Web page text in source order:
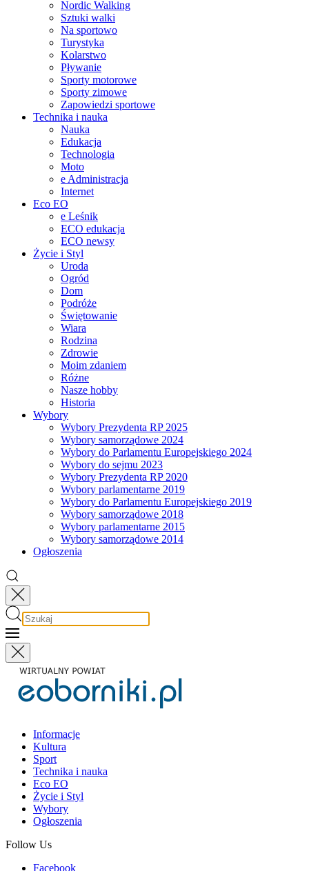
Nordic Walking
Sztuki walki
Na sportowo
Turystyka
Kolarstwo
Pływanie
Sporty motorowe
Sporty zimowe
Zapowiedzi sportowe
Technika i nauka
Nauka
Edukacja
Technologia
Moto
e Administracja
Internet
Eco EO
e Leśnik
ECO edukacja
ECO newsy
Życie i Styl
Uroda
Ogród
Dom
Podróże
Świętowanie
Wiara
Rodzina
Zdrowie
Moim zdaniem
Różne
Nasze hobby
Historia
Wybory
Wybory Prezydenta RP 2025
Wybory samorządowe 2024
Wybory do Parlamentu Europejskiego 2024
Wybory do sejmu 2023
Wybory Prezydenta RP 2020
Wybory parlamentarne 2019
Wybory do Parlamentu Europejskiego 2019
Wybory samorządowe 2018
Wybory parlamentarne 2015
Wybory samorządowe 2014
Ogłoszenia
Informacje
Kultura
Sport
Technika i nauka
Eco EO
Życie i Styl
Wybory
Ogłoszenia
Follow Us
Facebook